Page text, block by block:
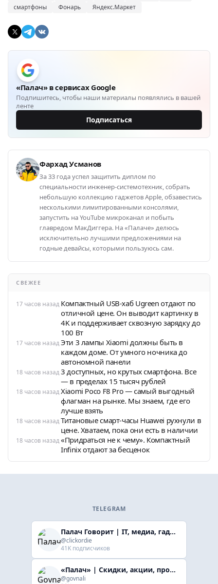
смартфоны
Фонарь Яндекс.Маркет
«Палач» в сервисах Google
Подпишитесь, чтобы наши материалы появлялись в вашей
ленте
Подписаться
Фархад Усманов
За 33 года успел защитить диплом по
специальности инженер-системотехник, собрать
небольшую коллекцию гаджетов Apple, обзавестись
несколькими лимитированными консолями,
запустить на YouTube микроканал и побыть
главредом МакДиггера. На «Палаче» делюсь
исключительно лучшими предложениями на
годные девайсы, которыми пользуюсь сам.
СВЕЖЕЕ
17 часов назад Компактный USB-хаб Ugreen отдают по
отличной цене. Он выводит картинку в
4K и поддерживает сквозную зарядку до
100 Вт
17 часов назадЭти 3 лампы Xiaomi должны быть в
каждом доме. От умного ночника до
автономной панели
18 часов назад3 доступных, но крутых смартфона. Все
— в пределах 15 тысяч рублей
18 часов назадXiaomi Poco F8 Pro — самый выгодный
флагман на рынке. Мы знаем, где его
лучше взять
18 часов назадТитановые смарт-часы Huawei рухнули в
цене. Хватаем, пока они есть в наличии
18 часов назад«Придраться не к чему». Компактный
Infinix отдают за бесценок
TELEGRAM
Палач Говорит | IT, медиа, гaджеты, скидки
@clickordie
41K подписчиков
«Палач» | Скидки, акции, промокоды
@govnali